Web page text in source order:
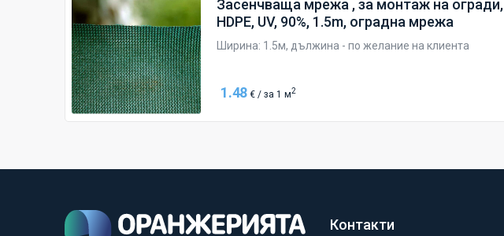
Засенчваща мрежа , за монтаж на огради,
HDPE, UV, 90%, 1.5m, оградна мрежа
Ширина: 1.5м, дължина - по желание на клиента
1.48 € / за 1 м2
Контакти